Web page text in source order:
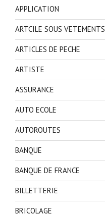
APPLICATION
ARTCILE SOUS VETEMENTS
ARTICLES DE PECHE
ARTISTE
ASSURANCE
AUTO ECOLE
AUTOROUTES
BANQUE
BANQUE DE FRANCE
BILLETTERIE
BRICOLAGE